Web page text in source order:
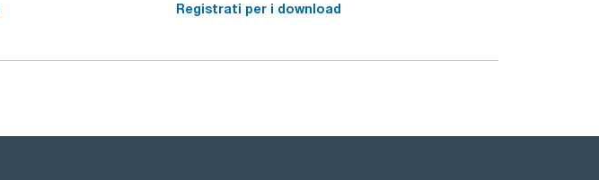
Registrati per i download